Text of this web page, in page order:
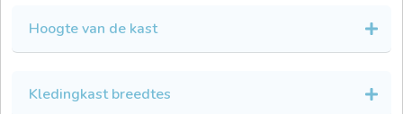
Hoogte van de kast
Kledingkast breedtes